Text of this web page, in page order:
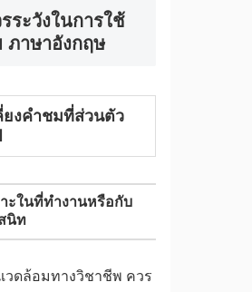
ระวังในการใช้
ภาษาอังกฤษ
ยงคำชมที่ส่วนตัว
ะในที่ทำงานหรือกับ
นิท
วดล้อมทางวิชาชีพ ควร